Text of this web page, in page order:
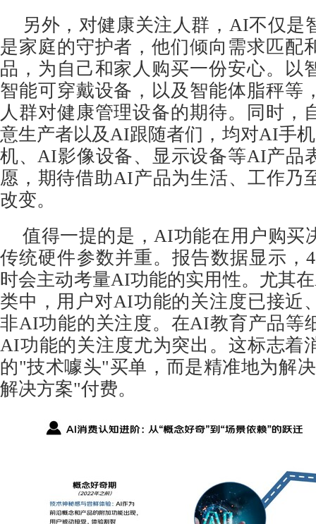
另外，对健康关注人群，AI不仅是
是家庭的守护者，他们倾向需求匹配
品，为自己和家人购买一份安心。以
智能可穿戴设备，以及智能体脂秤等
人群对健康管理设备的期待。同时，
意生产者以及AI跟随者们，均对AI手
机、AI影像设备、显示设备等AI产品
愿，期待借助AI产品为生活、工作乃
改变。
值得一提的是，AI功能在用户购买
传统硬件参数并重。报告数据显示，
时会主动考量AI功能的实用性。尤其
类中，用户对AI功能的关注度已接近
非AI功能的关注度。在AI教育产品等
AI功能的关注度尤为突出。这标志着
的"技术噱头"买单，而是精准地为解
解决方案"付费。